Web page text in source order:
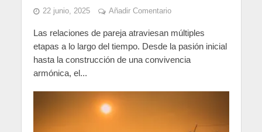
22 junio, 2025 Añadir Comentario
Las relaciones de pareja atraviesan múltiples
etapas a lo largo del tiempo. Desde la pasión inicial
hasta la construcción de una convivencia
armónica, el...